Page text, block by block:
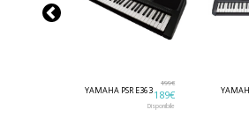
YAMAHA PSR E363
199€
189€
Disponibile